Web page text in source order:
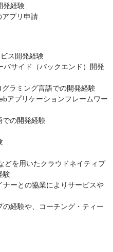
発経験
アプリ申請
ス開発経験
バサイド（バックエンド）開発
ラミング言語での開発経験
アプリケーションフレームワー
での開発経験
どを用いたクラウドネイティブ
験
ナーとの協業によりサービスや
の経験や、コーチング・ティー